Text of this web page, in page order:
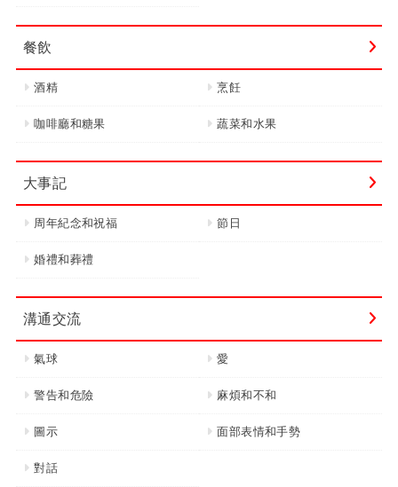
餐飲
酒精 烹飪
咖啡廳和糖果 蔬菜和水果
大事記
周年紀念和祝福 節日
婚禮和葬禮
溝通交流
氣球 愛
警告和危險 麻煩和不和
圖示 面部表情和手勢
對話